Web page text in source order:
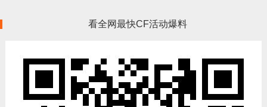
看全网最快CF活动爆料